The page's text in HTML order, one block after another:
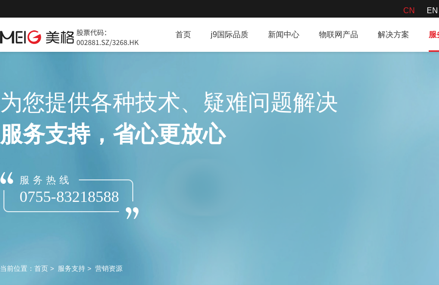
CN EN
首页 j9国际品质 新闻中心 物联网产品 解决方案 服
为您提供各种技术、疑难问题解决
服务支持，省心更放心
服务热线
0755-83218588
当前位置： 首页 > 服务支持 > 营销资源